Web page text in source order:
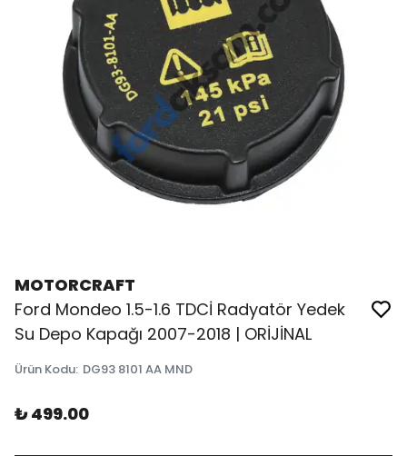
MOTORCRAFT
Ford Mondeo 1.5-1.6 TDCİ Radyatör Yedek
Su Depo Kapağı 2007-2018 | ORİJİNAL
Ürün Kodu: DG93 8101 AA MND
₺ 499.00